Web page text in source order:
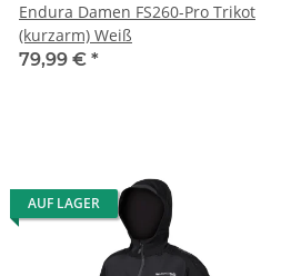
Endura Damen FS260-Pro Trikot
(kurzarm) Weiß
79,99 € *
AUF LAGER